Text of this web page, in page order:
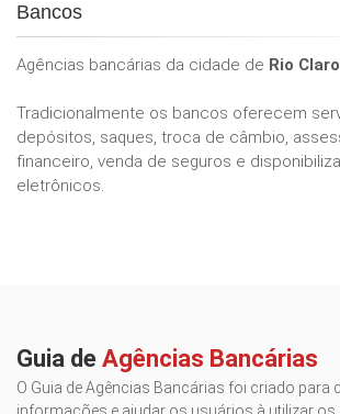
Bancos
Agências bancárias da cidade de Rio Claro
Tradicionalmente os bancos oferecem
depósitos, saques, troca de câmbio,
financeiro, venda de seguros e
eletrônicos.
Guia de Agências Bancárias
O Guia de Agências Bancárias foi criado para